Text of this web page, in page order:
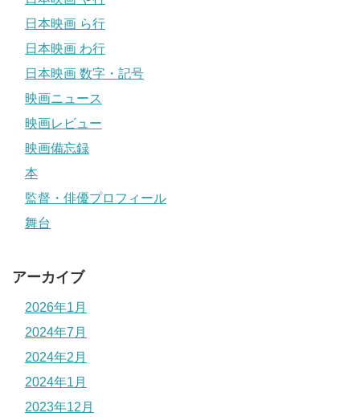
日本映画 ら行
日本映画 わ行
日本映画 数字・記号
映画ニュース
映画レビュー
映画備忘録
本
監督・俳優プロフィール
舞台
アーカイブ
2026年1月
2024年7月
2024年2月
2024年1月
2023年12月